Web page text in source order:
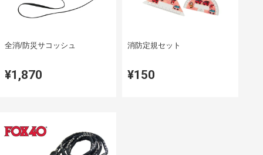
全消/防災サコッシュ
¥1,870
消防定規セット
¥150